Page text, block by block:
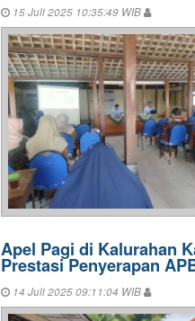
15 Juli 2025 10:35:49 WIB
Apel Pagi di Kalurahan
Prestasi Penyerapan
14 Juli 2025 09:11:04 WIB